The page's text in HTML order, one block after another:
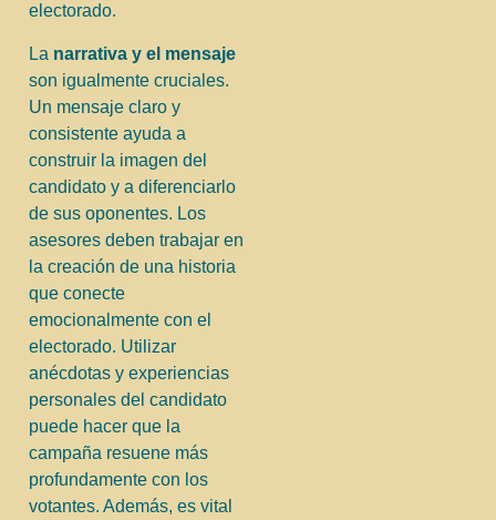
electorado.
La narrativa y el mensaje
son igualmente cruciales.
Un mensaje claro y
consistente ayuda a
construir la imagen del
candidato y a diferenciarlo
de sus oponentes. Los
asesores deben trabajar en
la creación de una historia
que conecte
emocionalmente con el
electorado. Utilizar
anécdotas y experiencias
personales del candidato
puede hacer que la
campaña resuene más
profundamente con los
votantes. Además, es vital